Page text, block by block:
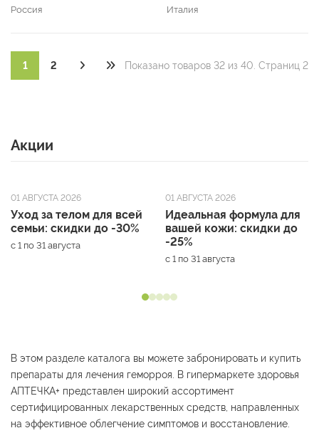
Россия Италия
1 2 Показано товаров 32 из 40. Страниц 2
Акции
01 АВГУСТА 2026
Уход за телом для всей
семьи: скидки до -30%
с 1 по 31 августа
01 АВГУСТА 2026
Идеальная формула для
вашей кожи: скидки до
-25%
с 1 по 31 августа
В этом разделе каталога вы можете забронировать и купить
препараты для лечения геморроя. В гипермаркете здоровья
АПТЕЧКА+ представлен широкий ассортимент
сертифицированных лекарственных средств, направленных
на эффективное облегчение симптомов и восстановление.